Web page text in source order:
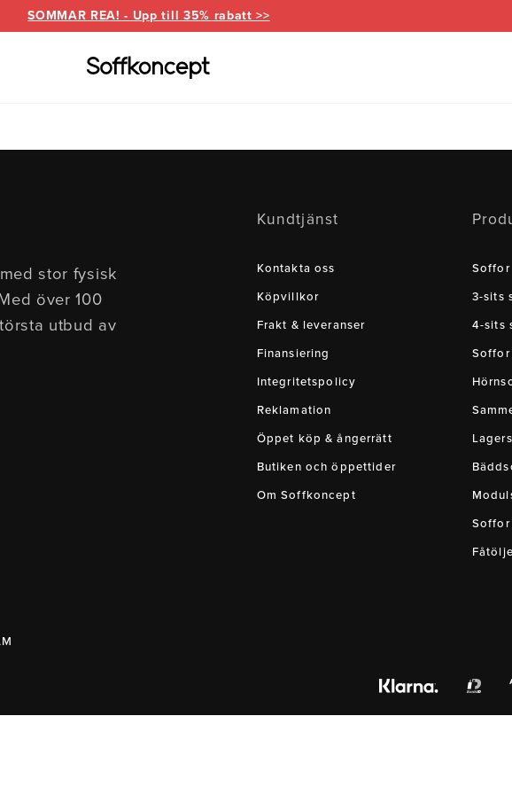
SOMMAR REA! - Upp till 35% rabatt >>
Varumärken
Burhéns
Kleppe
Neiser
Information
stor fysisk
över 100
utbud av
Kundtjänst
Kontakta oss
Köpvillkor
Frakt & leveranser
Finansiering
Integritetspolicy
Reklamation
Öppet köp & ångerrätt
Butiken och öppettider
Om Soffkoncept
Soffor
3-sits
4-sits
Soffor
Soffor